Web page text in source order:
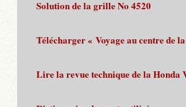
Solution de la grille No 4520
Télécharger « Voyage au centre de
Lire la revue technique de la Honda